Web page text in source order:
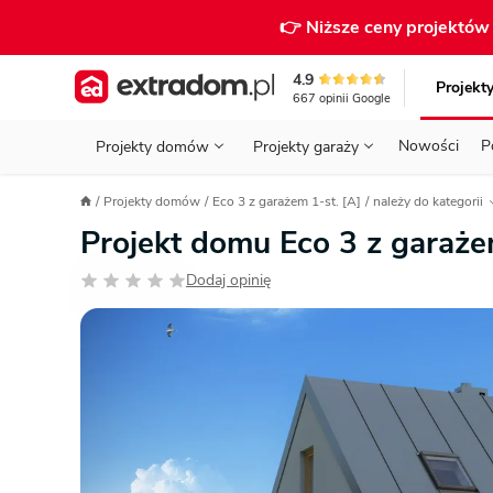
👉 Niższe ceny projektów
4.9
667 opinii Google
Projekty domów Projekty garaży Nowości
Projekty domów Projekty garaży
Parterowe Piętrowe do 70 m²
KONDYGNACJE
POWIERZCHNIA
GARAŻ
DACH
ZABUDOWA
STANOWISKA
TYP
PRZED BUDOWĄ - ETAP 1
Działka
WYBIERAM PROJEKT - ETAP 2
BUDUJĘ DOM - ETAP 3
URZĄDZAM DOM - ETAP 4
Projekty domów Eco 3 z garażem 1-st. [A] należy do kategorii
Projekt domu Eco 3 z
Dodaj opinię